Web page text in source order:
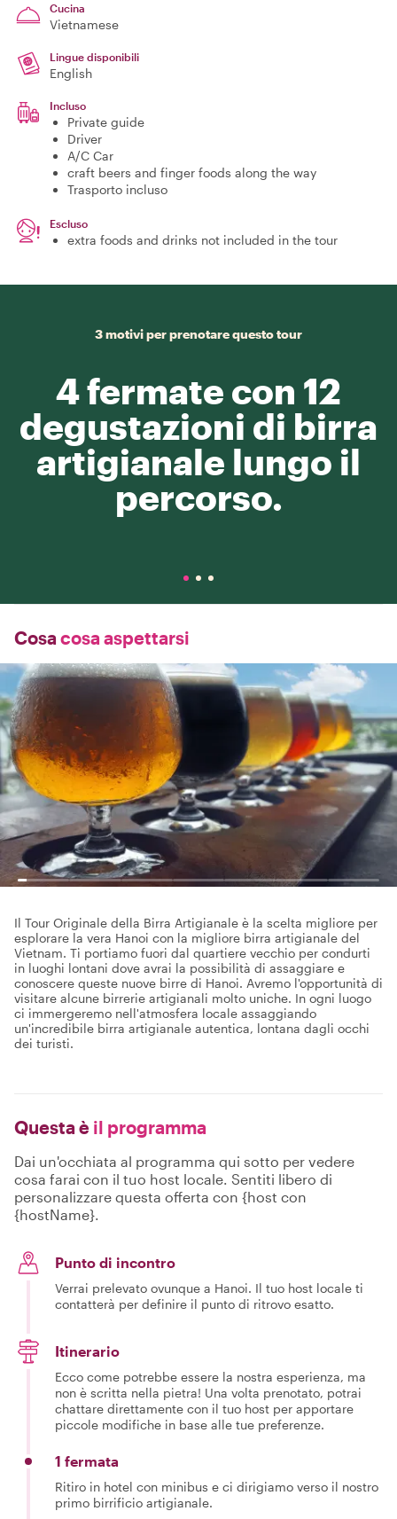
Cucina
Vietnamese
Lingue disponibili
English
Incluso
Private guide
Driver
A/C Car
craft beers and finger foods along the way
Trasporto incluso
Escluso
extra foods and drinks not included in the tour
3 motivi per prenotare questo tour
4 fermate con 12
degustazioni di birra
artigianale lungo il
percorso.
Cosa cosa aspettarsi
Il Tour Originale della Birra Artigianale è la scelta migliore per
esplorare la vera Hanoi con la migliore birra artigianale del
Vietnam. Ti portiamo fuori dal quartiere vecchio per condurti
in luoghi lontani dove avrai la possibilità di assaggiare e
conoscere queste nuove birre di Hanoi. Avremo l'opportunità di
visitare alcune birrerie artigianali molto uniche. In ogni luogo
ci immergeremo nell'atmosfera locale assaggiando
un'incredibile birra artigianale autentica, lontana dagli occhi
dei turisti.
Questa è il programma
Dai un'occhiata al programma qui sotto per vedere
cosa farai con il tuo host locale. Sentiti libero di
personalizzare questa offerta con {host con
{hostName}.
Punto di incontro
Verrai prelevato ovunque a Hanoi. Il tuo host locale ti
contatterà per definire il punto di ritrovo esatto.
Itinerario
Ecco come potrebbe essere la nostra esperienza, ma
non è scritta nella pietra! Una volta prenotato, potrai
chattare direttamente con il tuo host per apportare
piccole modifiche in base alle tue preferenze.
1 fermata
Ritiro in hotel con minibus e ci dirigiamo verso il nostro
primo birrificio artigianale.